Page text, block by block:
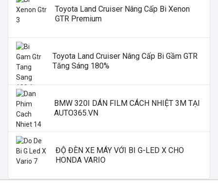
Toyota Land Cruiser Nâng Cấp Bi Xenon
GTR Premium
Toyota Land Cruiser Nâng Cấp Bi Gầm GTR
Tăng Sáng 180%
BMW 320I DÁN FILM CÁCH NHIỆT 3M TẠI
AUTO365.VN
ĐỘ ĐÈN XE MÁY VỚI BI G-LED X CHO
HONDA VARIO